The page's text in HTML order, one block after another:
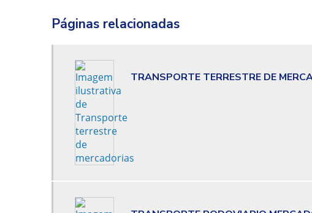
Páginas relacionadas
TRANSPORTE TERRESTRE DE